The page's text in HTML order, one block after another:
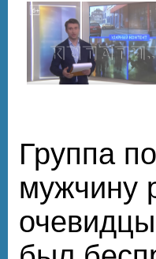
Группа
мужчину